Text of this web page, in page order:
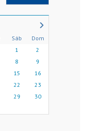
Sáb
Dom
1
2
8
9
15
16
22
23
29
30